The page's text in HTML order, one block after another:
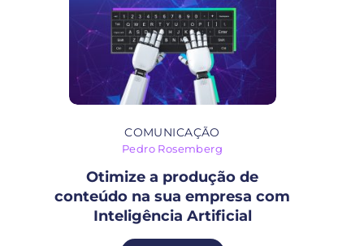
COMUNICAÇÃO
Pedro Rosemberg
Otimize a produção de
conteúdo na sua empresa com
Inteligência Artificial